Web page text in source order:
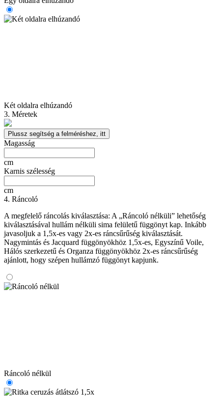
Két oldalra elhúzandó
3. Méretek
Plussz segítség a felméréshez, itt
Magasság
cm
Karnis szélesség
cm
4. Ráncoló
A megfelelő ráncolás kiválasztása: A „Ráncoló nélküli” lehetőség
kiválasztásával hullám nélküli sima felületű függönyt kap. Inkább
javasoljuk a 1,5x-es vagy 2x-es ráncsűrűség kiválasztását.
Nagymintás és Jacquard függönyökhöz 1,5x-es, Egyszínű Voile,
Hálós szerkezetű és Organza függönyökhöz 2x-es ráncsűrűség
ajánlott, hogy szépen hullámzó függönyt kapjunk.
Ráncoló nélkül